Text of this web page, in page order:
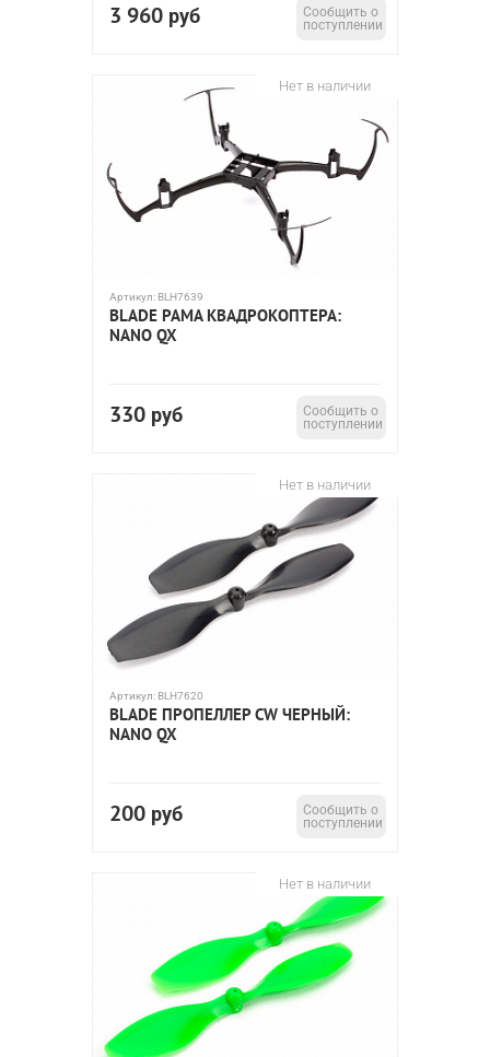
3 960 руб
Сообщить о
поступлении
Нет в наличии
Артикул: BLH7639
BLADE РАМА КВАДРОКОПТЕРА:
NANO QX
330 руб
Сообщить о
поступлении
Нет в наличии
Артикул: BLH7620
BLADE ПРОПЕЛЛЕР CW ЧЕРНЫЙ:
NANO QX
200 руб
Сообщить о
поступлении
Нет в наличии